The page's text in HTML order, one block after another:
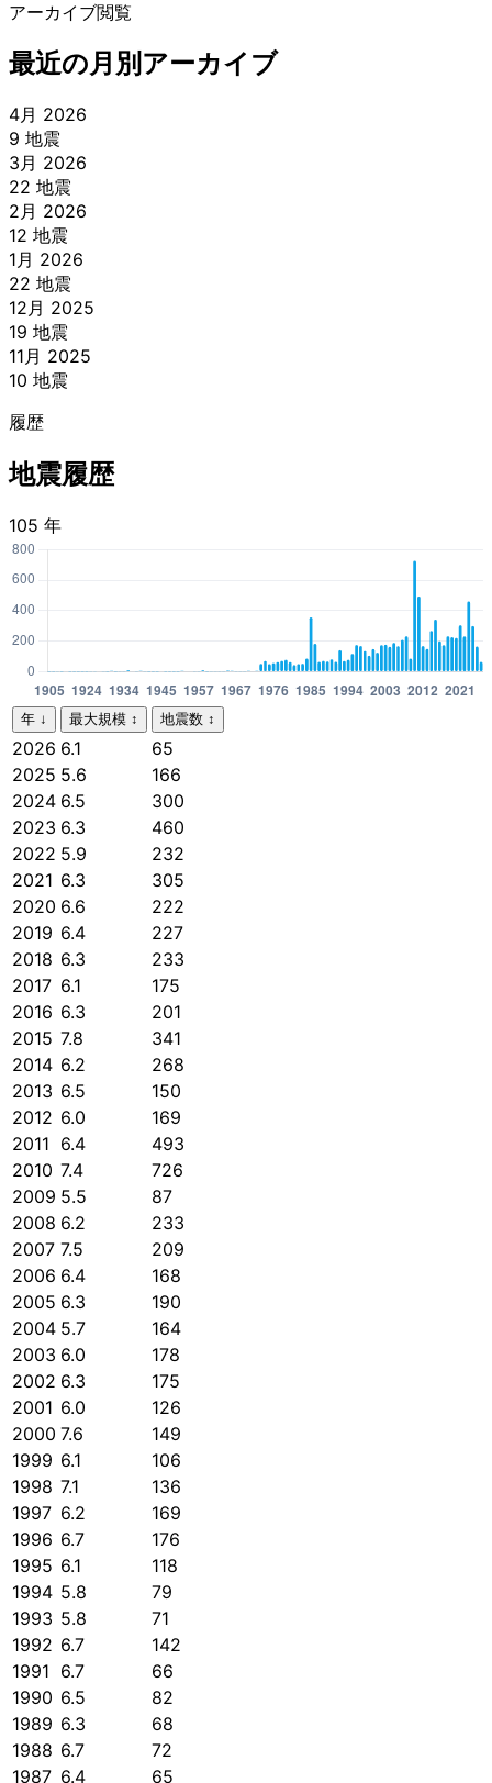
−
アーカイブ閲覧
最近の月別アーカイブ
4月 2026
9 地震
3月 2026
22 地震
2月 2026
12 地震
1月 2026
22 地震
12月 2025
19 地震
11月 2025
10 地震
履歴
地震履歴
105 年
年 ↓ 最大規模 ↕ 地震数 ↕
2026 6.1
65
2025 5.6
166
2024 6.5
300
2023 6.3
460
2022 5.9
232
2021 6.3
305
2020 6.6
222
2019 6.4
227
2018 6.3
233
2017 6.1
175
2016 6.3
201
2015 7.8
341
2014 6.2
268
2013 6.5
150
2012 6.0
169
2011 6.4
493
2010 7.4
726
2009 5.5
87
2008 6.2
233
2007 7.5
209
2006 6.4
168
2005 6.3
190
2004 5.7
164
2003 6.0
178
2002 6.3
175
2001 6.0
126
2000 7.6
149
1999 6.1
106
1998 7.1
136
1997 6.2
169
1996 6.7
176
1995 6.1
118
1994 5.8
79
1993 5.8
71
1992 6.7
142
1991 6.7
66
1990 6.5
82
1989 6.3
68
1988 6.7
72
1987 6.4
65